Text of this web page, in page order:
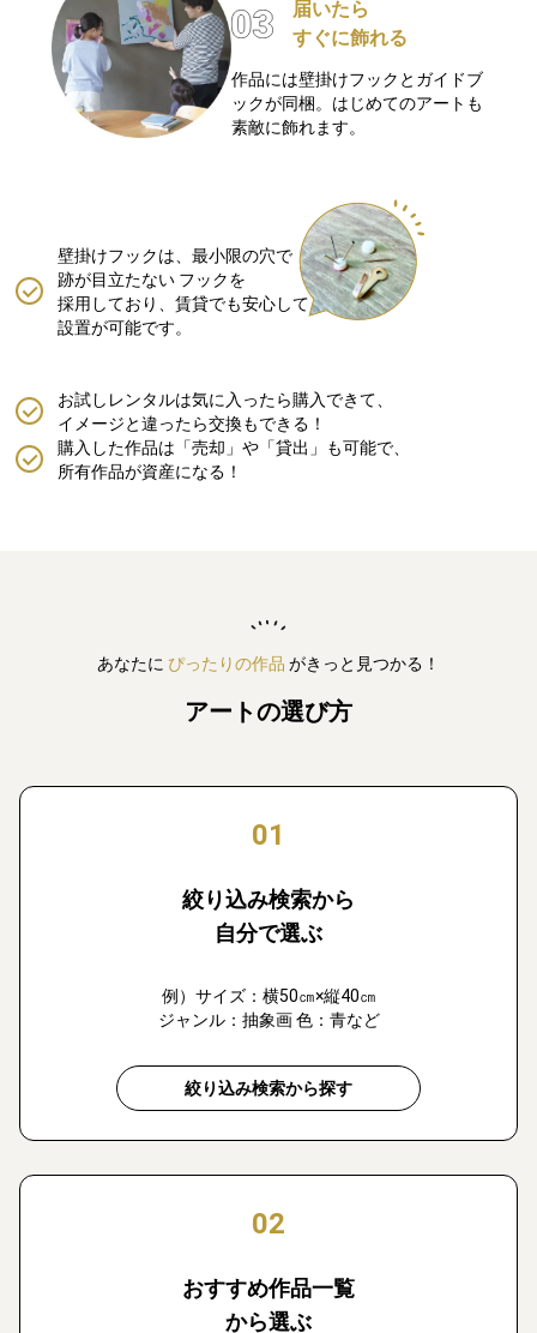
届いたら
すぐに飾れる
作品には壁掛けフックとガイドブ
ックが同梱。はじめてのアートも
素敵に飾れます。
壁掛けフックは、最小限の穴で
跡が目立たない フックを
採用しており、賃貸でも安心して
設置が可能です。
購入した作品は「売却」や「貸出」も可能で、
所有作品が資産になる！
お試しレンタルは気に入ったら購入できて、
イメージと違ったら交換もできる！
あなたに ぴったりの作品 がきっと見つかる！
アートの選び方
01
絞り込み検索から
自分で選ぶ
例）サイズ：横50㎝×縦40㎝
ジャンル：抽象画 色：青など
絞り込み検索から探す
02
おすすめ作品一覧
から選ぶ